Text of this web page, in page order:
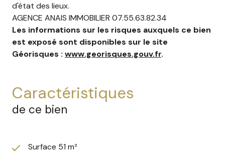
d'état des lieux.
AGENCE ANAIS IMMOBILIER 07.55.63.82.34
Les informations sur les risques auxquels ce bien
est exposé sont disponibles sur le site
Géorisques : www.georisques.gouv.fr.
caractéristiques
de ce bien
Surface 51 m²